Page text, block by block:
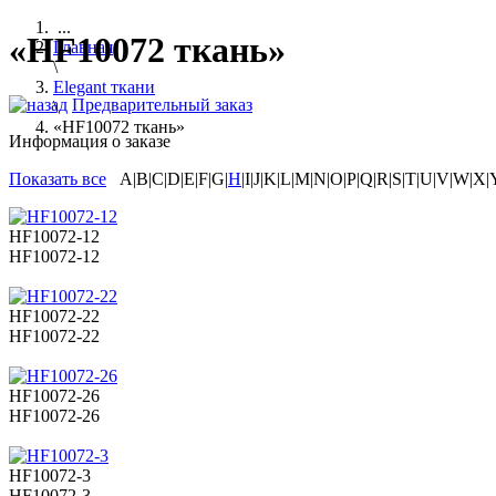
...
Главная
\
Elegant ткани
\
«HF10072 ткань»
«HF10072 ткань»
Предварительный заказ
Информация о заказе
Показать все A|B|C|D|E|F|G|H
HF10072-12
HF10072-12
HF10072-22
HF10072-22
HF10072-26
HF10072-26
HF10072-3